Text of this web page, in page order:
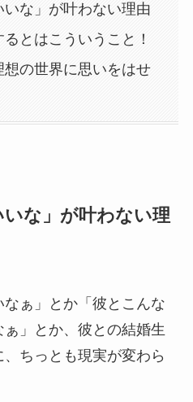
いな」が叶わない理由
とはこういうこと！
の世界に思いをはせ
な」が叶わない理
なぁ」とか「彼とこんな
」とか、彼との結婚生
ちっとも現実が変わら